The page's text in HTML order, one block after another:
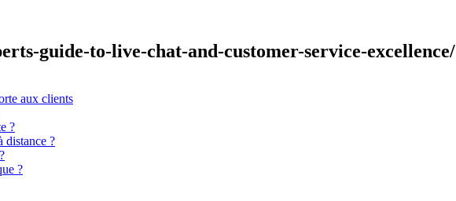
guide-to-live-chat-and-customer-service-excellence/
aux clients
?
distance ?
?